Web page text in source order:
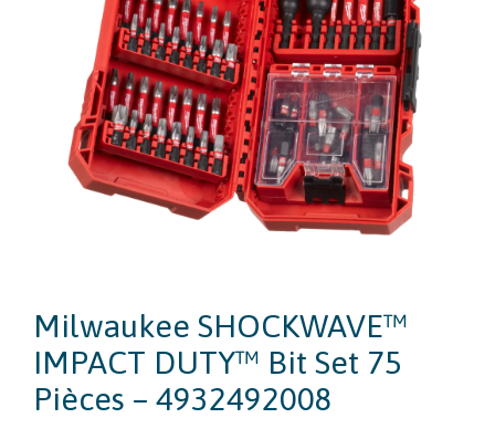
Milwaukee SHOCKWAVE™
IMPACT DUTY™ Bit Set 75
Pièces – 4932492008